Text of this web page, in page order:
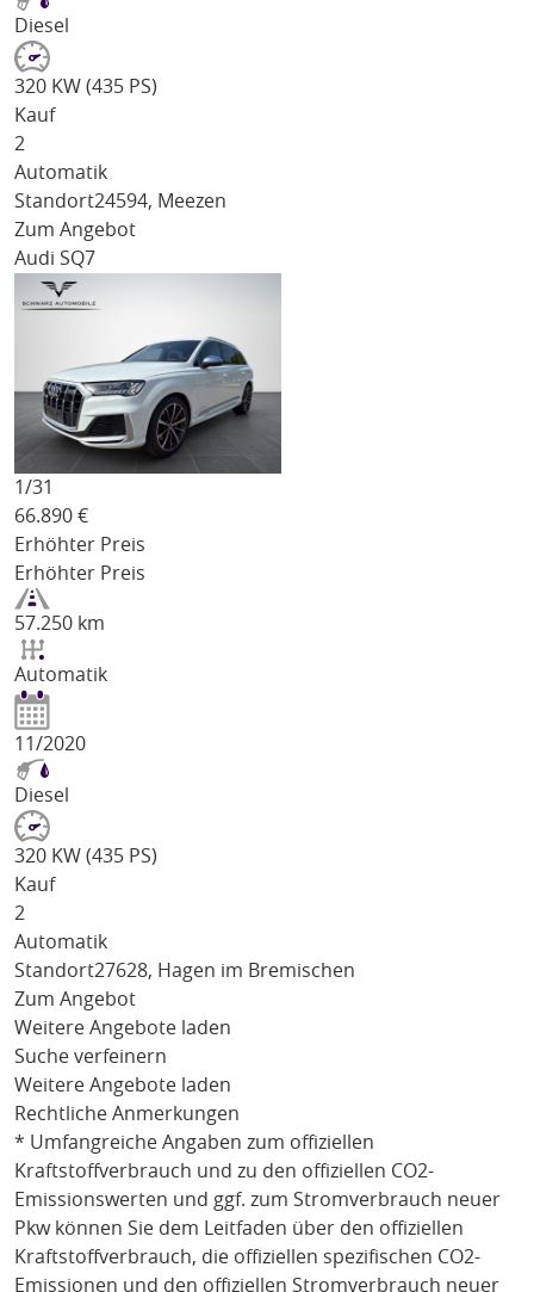
Diesel
320 KW (435 PS)
Kauf
2
Automatik
Standort24594, Meezen
Zum Angebot
Audi SQ7
1/31
66.890 €
Erhöhter Preis
Erhöhter Preis
57.250 km
Automatik
11/2020
Diesel
320 KW (435 PS)
Kauf
2
Automatik
Standort27628, Hagen im Bremischen
Zum Angebot
Weitere Angebote laden
Suche verfeinern
Weitere Angebote laden
Rechtliche Anmerkungen
* Umfangreiche Angaben zum offiziellen
Kraftstoffverbrauch und zu den offiziellen CO2-
Emissionswerten und ggf. zum Stromverbrauch neuer
Pkw können Sie dem Leitfaden über den offiziellen
Kraftstoffverbrauch, die offiziellen spezifischen CO2-
Emissionen und den offiziellen Stromverbrauch neuer